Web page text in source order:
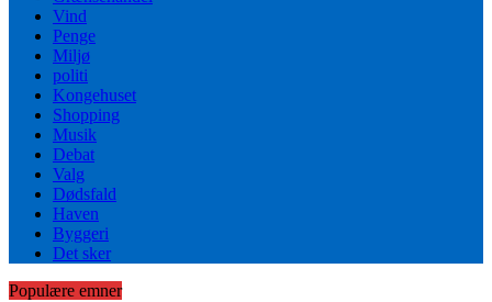
Vind
Penge
Miljø
politi
Kongehuset
Shopping
Musik
Debat
Valg
Dødsfald
Haven
Byggeri
Det sker
Populære emner